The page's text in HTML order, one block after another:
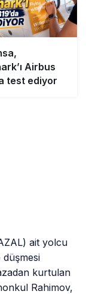
Airbus
test ediyor
ait yolcu
düşmesi
kurtulan
Rahimov,